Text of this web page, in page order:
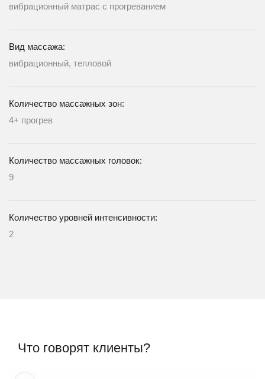
вибрационный матрас с прогреванием
Вид массажа:
вибрационный, тепловой
Количество массажных зон:
4+ прогрев
Количество массажных головок:
9
Количество уровней интенсивности:
2
Что говорят клиенты?